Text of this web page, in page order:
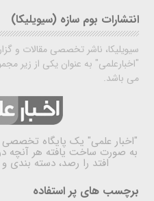
انتشارات بوم سازه (سیویلیکا)
سیویلیکا، ناشر تخصصی مقالات و
"اخبارعلمی" به عنوان یکی از زیر
می باشد.
"اخبار علمی" یک پایگاه تخصصی
به صورت ساخت یافته هر آنچه
افتد را رصد، دسته بندی
برچسب های پر استفاده